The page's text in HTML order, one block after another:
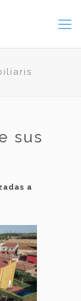
sus
a